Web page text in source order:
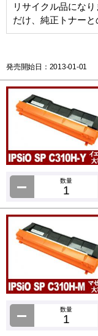
リサイクル品にな
だけ、純正トナーと
発売開始日：2013-01-01
数量
数量